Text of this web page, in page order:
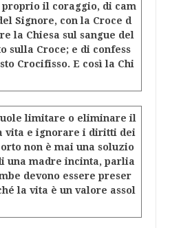
il coraggio, di cam
Signore, con la Croce d
la Chiesa sul sangue del
sulla Croce; e di confess
Crocifisso. E così la Chi
limitare o eliminare il
vita e ignorare i diritti dei
non è mai una soluzio
una madre incinta, parlia
devono essere preser
la vita è un valore assol